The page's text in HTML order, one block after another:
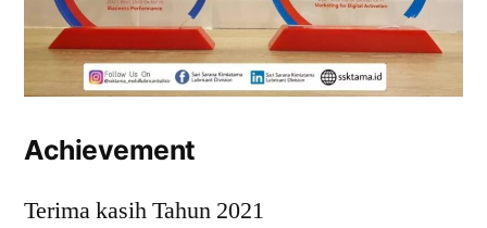
Achievement
Terima kasih Tahun 2021